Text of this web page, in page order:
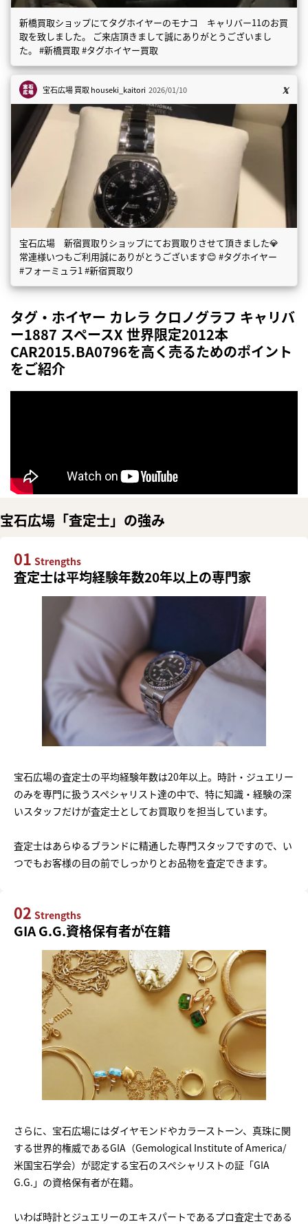
新橋買取ショップにてタグホイヤーのモナコ キャリバー11のお買
取を致しました。 ご来店頂きまして誠にありがとうございまし
た。 #新橋買取 #タグホイヤー買取
宝石広場 買取houseki_kaitori 2026/01/10
宝石広場 新宿買取りショップにてお買取りさせて頂きました💎
常連様いつもご利用誠にありがとうございます😊 #タグホイヤー
#フォーミュラ1 #新宿買取り
タグ・ホイヤー カレラ クロノグラフ キャリバ
ー1887 スペースX 世界限定2012本
CAR2015.BA0796を高く売るためのポイント
をご紹介
宝石広場「査定士」の強み
01 Strengths
査定士は平均経験年数20年以上の専門家
宝石広場の査定士の平均経験年数は20年以上。時計・ジュエリー
のみを専門に扱うスペシャリスト達の中で、特に知識・経験の深
いスタッフだけが査定士としてお買取りを担当しています。
査定士はあらゆるブランドに精通した専門スタッフですので、い
つでもお客様の目の前でしっかりとお品物を査定できます。
02 Strengths
GIA G.G.資格保有者が在籍
さらに、宝石広場にはダイヤモンドやカラーストーン、真珠に関
する世界的権威であるGIA（Gemological Institute of America/
米国宝石学会）が認定する宝石のスペシャリストの証「GIA
G.G.」の資格保有者が在籍。
いわば時計とジュエリーのエキスパートであるプロ査定士である